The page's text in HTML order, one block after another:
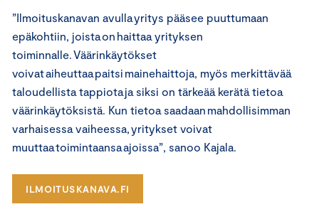
”Ilmoituskanavan avulla yritys pääsee puuttumaan
epäkohtiin, joista on haittaa yrityksen
toiminnalle. Väärinkäytökset
voivat aiheuttaa paitsi mainehaittoja, myös merkittävää
taloudellista tappiota ja siksi on tärkeää kerätä tietoa
väärinkäytöksistä. Kun tietoa saadaan mahdollisimman
varhaisessa vaiheessa, yritykset voivat
muuttaa toimintaansa ajoissa”, sanoo Kajala.
ILMOITUSKANAVA.FI